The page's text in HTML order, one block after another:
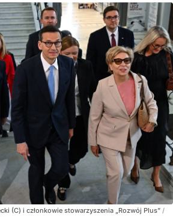
(C) i członkowie stowarzyszenia „Rozwój Plus” /